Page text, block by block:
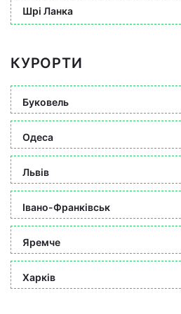
Шрі Ланка
КУРОРТИ
Буковель
Одеса
Львів
Івано-Франківськ
Яремче
Харків